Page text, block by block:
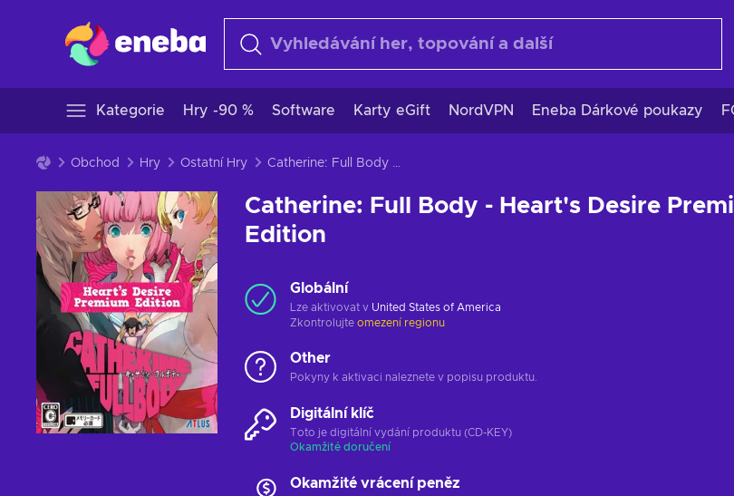
Kategorie Hry -90 % Software Karty eGift NordVPN Eneba Dárkové poukazy
Obchod Hry Ostatní Hry Catherine: Full Body - Heart's Desire Premium Edition
Catherine: Full Body - Heart's Desire
Edition
Globální
Lze aktivovat v United States of America
Zkontrolujte omezení regionu
Other
Pokyny k aktivaci naleznete v popisu produktu.
Digitální klíč
Toto je digitální vydání produktu (CD-KEY)
Okamžité doručení
Okamžité vrácení peněz